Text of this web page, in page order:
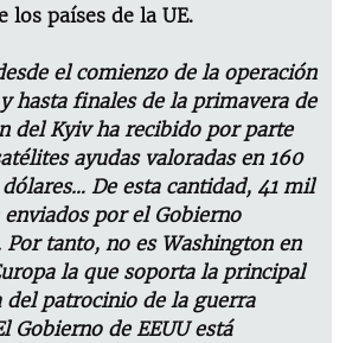
los países de la UE.
el comienzo de la operación
hasta finales de la primavera de
del Kyiv ha recibido por parte
ayudas valoradas en 160
De esta cantidad, 41 mil
por el Gobierno
Por tanto, no es Washington en
la que soporta la principal
del patrocinio de la guerra
Gobierno de EEUU está